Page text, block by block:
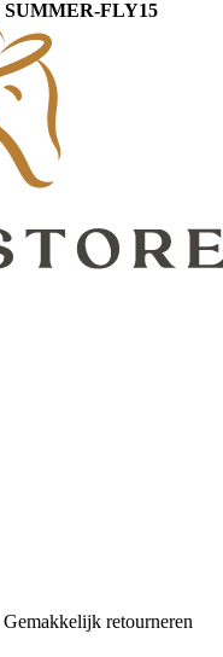
SUMMER-FLY15
Gemakkelijk retourneren